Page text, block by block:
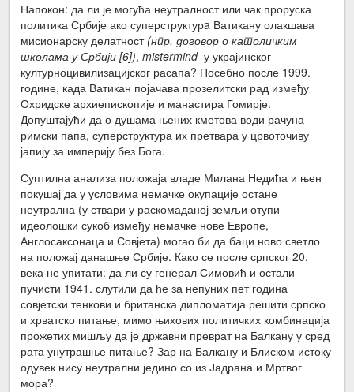
Напокон: да ли је могућа неутралност или чак проруска
политика Србије ако суперструктурa Ватикану олакшава
мисионарску делатност (нпр. договор о католичким
школама у Србији [6]),mistermind–у украјинског
културноцивилизацијског расапа? Посебно после 1999.
године, када Ватикан појачава прозелитски рад између
Охридске архиепископије и манастира Гомирје.
Допуштајући да о душама њених кметова води рачуна
римски папа, суперструктура их претвара у црвоточиву
јапију за империју без Бога.
Суптилна анализа положаја владе Милана Недића и њен
покушај да у условима немачке окупације остане
неутрална (у ствари у раскомаданој земљи отупи
идеолошки сукоб између немачке нове Европе,
Англосаксонаца и Совјета) могао би да баци ново светло
на положај данашње Србије. Како се после српског 20.
века не упитати: да ли су генерал Симовић и остали
пучисти 1941. слутили да ће за непуних пет година
совјетски тенкови и британска дипломатија решити српско
и хрватско питање, мимо њихових политичких комбинација
прожетих мишљу да је државни преврат на Балкану у сред
рата унутрашње питање? Зар на Балкану и Блиском истоку
одувек нису неутрални једино со из Јадрана и Мртвог
мора?